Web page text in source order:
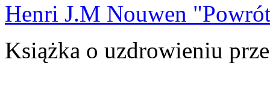
Henri J.M Nouwen
Książka o uzdrowieniu